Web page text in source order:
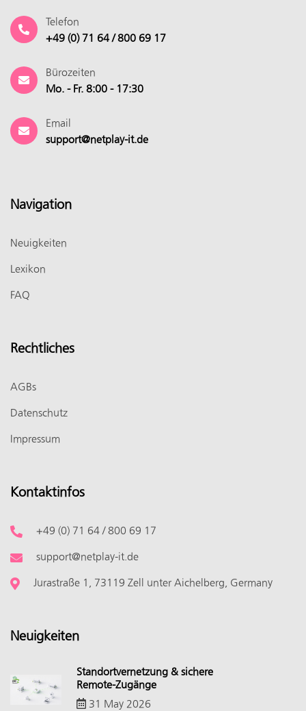
Telefon
+49 (0) 71 64 / 800 69 17
Bürozeiten
Mo. - Fr. 8:00 - 17:30
Email
support@netplay-it.de
Navigation
Neuigkeiten
Lexikon
FAQ
Rechtliches
AGBs
Datenschutz
Impressum
Kontaktinfos
+49 (0) 71 64 / 800 69 17
support@netplay-it.de
Jurastraße 1, 73119 Zell unter Aichelberg, Germany
Neuigkeiten
Standortvernetzung & sichere
Remote-Zugänge
31 May 2026